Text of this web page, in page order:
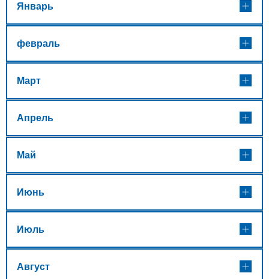
Январь
февраль
Март
Апрель
Май
Июнь
Июль
Август